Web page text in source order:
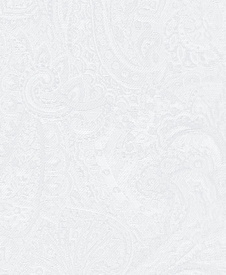
Ювілей Сергія Богаченка
02.03.2026
Результати конкурсу
27.02.2026
Ювілей Олександра Жигуліна
19.02.2026
Про гастрольний захід SQUIRT. The
Las Vegas Show
11.02.2026
Конкурс на заміщення посади
«завідувач художньо-постановочної
частини»
09.02.2026
Пішов з життя Ігор Дідурко
06.02.2026
Пішов з життя Андрій Шишкін
03.02.2026
Ювілей Олександра Белякова